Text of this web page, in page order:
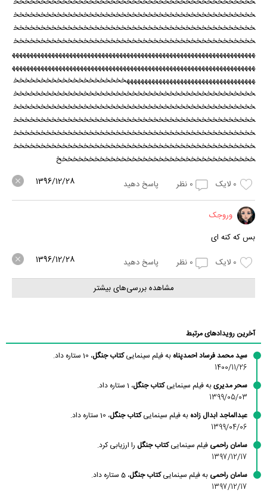
خخخخخخخخخخخخخخخخخخخخخخخخخخخخخخخخخخخخخخخخخخخخخ
خخخخخخخخخخخخخخخخخخخخخخخخخخخخخخخخخخخخخخخخخخخخخ
خخخخخخخخخخخخخخخخخخخخخخخخخخخخخخخخخخخخخخخخخخخخخ
هههههههههههههههههههههههههههههههههههههههههههههههههههههههههههههههههههه
هههههههههههههههههههههههههههههههههههههههههههههههههههههههههههههههههههه
ههههههههههههههههههههههههههههههههههههخخخخخخخخخخخخخخخخخخخخخ
خخخخخخخخخخخخخخخخخخخخخخخخخخخخخخخخخخخخخخخخخخخخخ
خخخخخخخخخخخخخخخخخخخخخخخخخخخخخخخخخخخخخخخخخخخخخ
خخخخخخخخخخخخخخخخخخخخخخخخخخخخخخخخخخخخخخخخخخخخخ
خخخخخخخخخخخخخخخخخخخخخخخخخخخخخخخخخخخخخخخخخخخخخ
خخخخخخخخخخخخخخخخخخخخخخخخخخخخخخخخخخخخخخخخخخخخخ
خخخخخخخخخخخخخخخخخخخخخخخخخخخخخخخخخخخخخ
0 لایک 0 نظر پاسخ دهید 1396/12/28
وروجک
بس که کنه ای
0 لایک 0 نظر پاسخ دهید 1396/12/28
مشاهده بررسی‌های بیشتر
آخرین رویدادهای مرتبط
سید محمد فرساد احمدپناه به فیلم سینماییکتاب جنگل، 10 ستاره داد.
1400/11/26
سحر مدیریبه فیلم سینماییکتاب جنگل، 1 ستاره داد.
1399/05/03
عبدالماجد ابدال زاده به فیلم سینماییکتاب جنگل، 10 ستاره داد.
1399/04/06
سامان راحمی فیلم سینماییکتاب جنگل را ارزیابی کرد.
1397/12/17
سامان راحمی به فیلم سینماییکتاب جنگل، 5 ستاره داد.
1397/12/17